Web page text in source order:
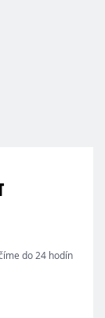
do 24 hodín